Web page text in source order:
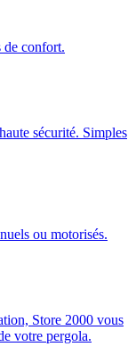
de confort.
sécurité. Simples
ou motorisés.
Store 2000 vous
votre pergola.